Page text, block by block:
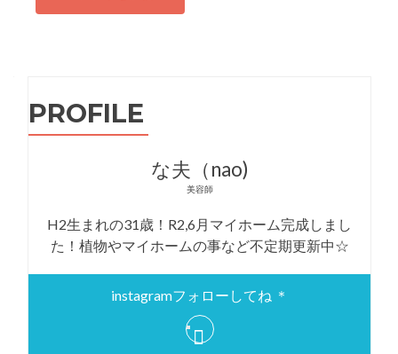
PROFILE
な夫（nao)
美容師
H2生まれの31歳！R2,6月マイホーム完成しまし
た！植物やマイホームの事など不定期更新中☆
instagramフォローしてね ＊